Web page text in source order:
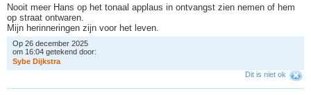
Nooit meer Hans op het tonaal applaus in ontvangst zien nemen of hem
op straat ontwaren.
Mijn herinneringen zijn voor het leven.
Op 26 december 2025
om 16:04 getekend door:
Sybe Dijkstra
Dit is niet ok